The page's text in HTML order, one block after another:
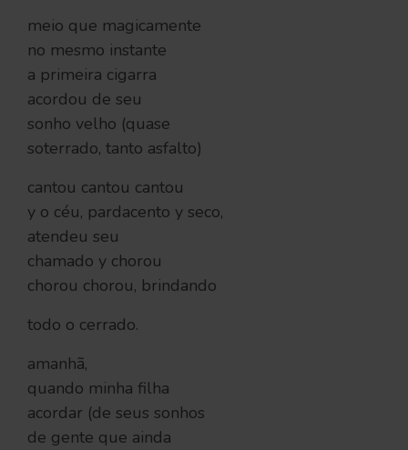
meio que magicamente
no mesmo instante
a primeira cigarra
acordou de seu
sonho velho (quase
soterrado, tanto asfalto)
cantou cantou cantou
y o céu, pardacento y seco,
atendeu seu
chamado y chorou
chorou chorou, brindando
todo o cerrado.
amanhã,
quando minha filha
acordar (de seus sonhos
de gente que ainda